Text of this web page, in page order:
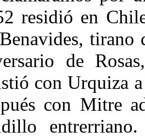
residió en
tirano
de
con Urquiza
con Mitre